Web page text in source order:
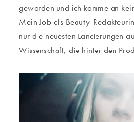
geworden und ich komme an
Mein Job als Beauty-
nur die neuesten Lancierungen
Wissenschaft, die hinter den